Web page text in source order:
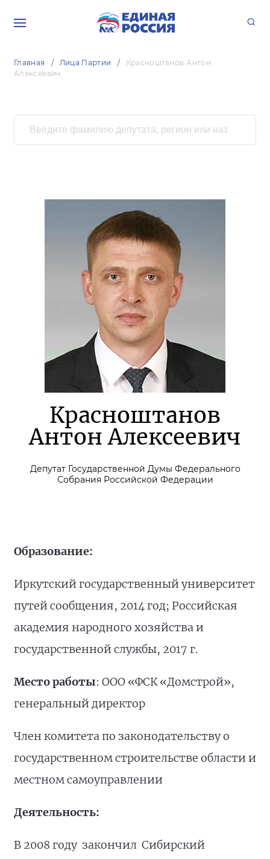
Главная Лица Партии
Красноштанов Антон
Алексеевич
Красноштанов
Антон Алексеевич
Депутат Государственной Думы Федерального
Собрания Российской Федерации
Образование:
Иркутский государственный университет
путей сообщения, 2014 год; Российская
академия народного хозяйства и
государственной службы, 2017 г.
Место работы: ООО «ФСК «Домстрой»,
генеральный директор
Член комитета по законодательству о
государственном строительстве области и
местном самоуправлении
Деятельность:
В 2008 году закончил Сибирский